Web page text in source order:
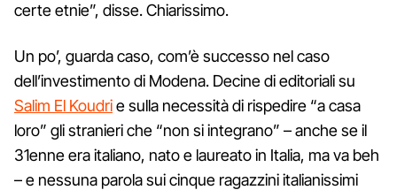
certe etnie”, disse. Chiarissimo.
Un po’, guarda caso, com’è successo nel caso
dell’investimento di Modena. Decine di editoriali su
Salim El Koudrie sulla necessità di rispedire “a casa
loro” gli stranieri che “non si integrano” – anche se il
31enne era italiano, nato e laureato in Italia, ma va beh
– e nessuna parola sui cinque ragazzini italianissimi